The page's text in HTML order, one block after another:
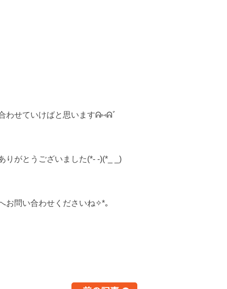
わせていけばと思いますᕱ⑅ᕱﾞ
りがとうございました(*- -)(*_ _)
お問い合わせくださいね✧*｡